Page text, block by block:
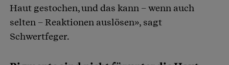
Haut gestochen, und das kann – wenn auch
selten – Reaktionen auslösen», sagt
Schwertfeger.